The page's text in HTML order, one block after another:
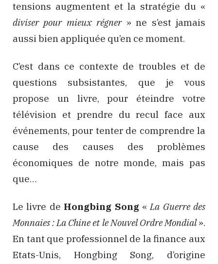
tensions augmentent et la stratégie du «
diviser pour mieux régner» ne s’est jamais
aussi bien appliquée qu’en ce moment.
C’est dans ce contexte de troubles et de
questions subsistantes, que je vous
propose un livre, pour éteindre votre
télévision et prendre du recul face aux
événements, pour tenter de comprendre la
cause des causes des problèmes
économiques de notre monde, mais pas
que…
Le livre de Hongbing Song« La Guerre des
Monnaies : La Chine et le Nouvel Ordre Mondial».
En tant que professionnel de la finance aux
Etats-Unis, Hongbing Song, d’origine